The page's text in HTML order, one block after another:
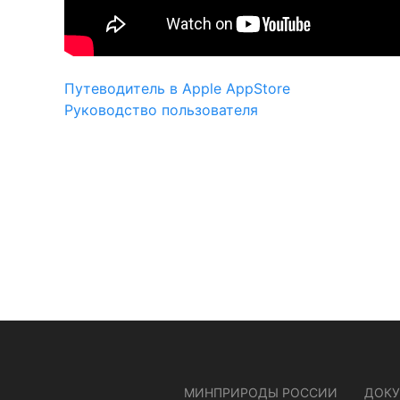
Путеводитель в Apple AppStore
Руководство пользователя
МИНПРИРОДЫ РОССИИ